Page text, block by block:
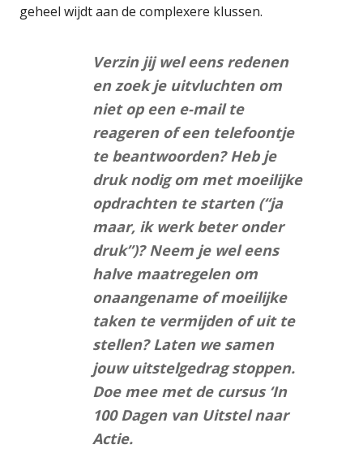
geheel wijdt aan de complexere klussen.
Verzin jij wel eens redenen
en zoek je uitvluchten om
niet op een e-mail te
reageren of een telefoontje
te beantwoorden? Heb je
druk nodig om met moeilijke
opdrachten te starten (“ja
maar, ik werk beter onder
druk”)? Neem je wel eens
halve maatregelen om
onaangename of moeilijke
taken te vermijden of uit te
stellen? Laten we samen
jouw uitstelgedrag stoppen.
Doe mee met de cursus ‘In
100 Dagen van Uitstel naar
Actie.